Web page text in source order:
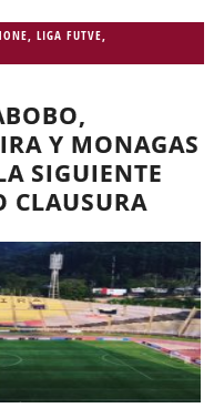
LIGA FUTVE
Y MONAGAS
SIGUIENTE
CLAUSURA